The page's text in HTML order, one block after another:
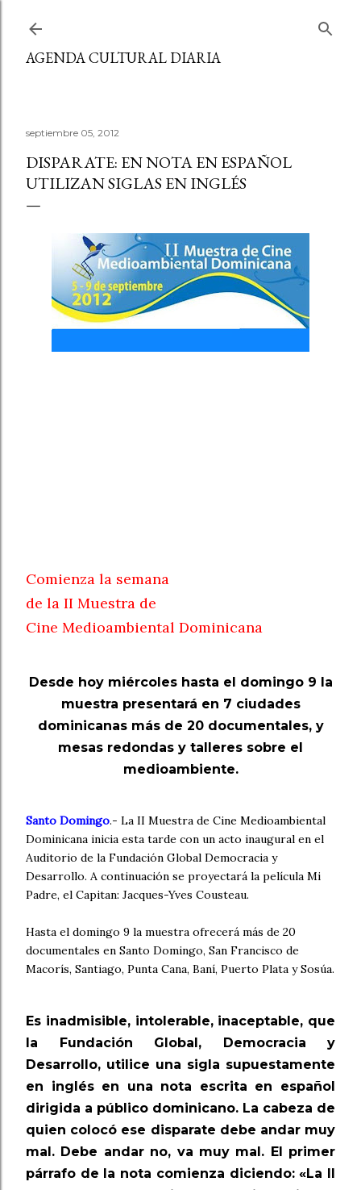
AGENDA CULTURAL DIARIA
septiembre 05, 2012
DISPARATE: EN NOTA EN ESPAÑOL
UTILIZAN SIGLAS EN INGLÉS
Comienza la semana
de la II Muestra de
Cine Medioambiental Dominicana
Desde hoy miércoles hasta el domingo 9 la
muestra presentará en 7 ciudades
dominicanas más de 20 documentales, y
mesas redondas y talleres sobre el
medioambiente.
Santo Domingo.- La II Muestra de Cine Medioambiental
Dominicana inicia esta tarde con un acto inaugural en el
Auditorio de la Fundación Global Democracia y
Desarrollo. A continuación se proyectará la película Mi
Padre, el Capitan: Jacques-Yves Cousteau.
Hasta el domingo 9 la muestra ofrecerá más de 20
documentales en Santo Domingo, San Francisco de
Macorís, Santiago, Punta Cana, Baní, Puerto Plata y Sosúa.
Es inadmisible, intolerable, inaceptable, que
la Fundación Global, Democracia y
Desarrollo, utilice una sigla supuestamente
en inglés en una nota escrita en español
dirigida a público dominicano. La cabeza de
quien colocó ese disparate debe andar muy
mal. Debe andar no, va muy mal. El primer
párrafo de la nota comienza diciendo: «La II